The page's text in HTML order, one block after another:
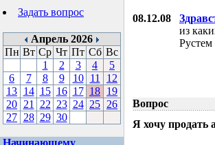
Задать вопрос
Апрель 2026
Пн Вт Ср Чт Пт Сб Вс
1
2 3 4
5
6
7 8 9 10 11
12
13 14 15 16 17 18 19
20 21 22 23 24 25 26
27 28 29 30
Начинающему
08.12.08
из
Рустем
Вопрос
Я хочу продать